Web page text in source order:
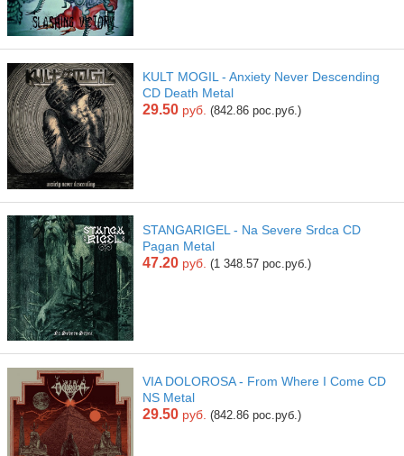
KULT MOGIL - Anxiety Never Descending
CD Death Metal
29.50 руб. (842.86 рос.руб.)
STANGARIGEL - Na Severe Srdca CD
Pagan Metal
47.20 руб. (1 348.57 рос.руб.)
VIA DOLOROSA - From Where I Come CD
NS Metal
29.50 руб. (842.86 рос.руб.)